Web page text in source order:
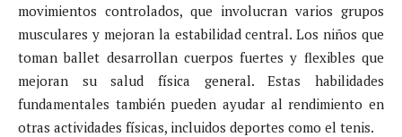
movimientos controlados, que involucran varios grupos
musculares y mejoran la estabilidad central. Los niños que
toman ballet desarrollan cuerpos fuertes y flexibles que
mejoran su salud física general. Estas habilidades
fundamentales también pueden ayudar al rendimiento en
otras actividades físicas, incluidos deportes como el tenis.